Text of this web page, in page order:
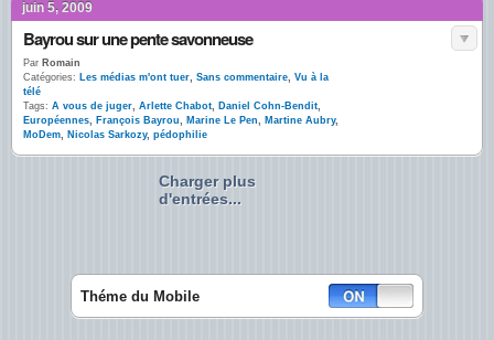
juin 5, 2009
Bayrou sur une pente savonneuse
Par Romain
Catégories: Les médias m'ont tuer, Sans commentaire, Vu à la
télé
Tags: A vous de juger, Arlette Chabot, Daniel Cohn-Bendit,
Européennes, François Bayrou, Marine Le Pen, Martine Aubry,
MoDem, Nicolas Sarkozy, pédophilie
Charger plus
d'entrées...
Théme du Mobile